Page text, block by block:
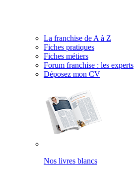
La franchise de A à Z
Fiches pratiques
Fiches métiers
Forum franchise : les experts
Déposez mon CV
Nos livres blancs